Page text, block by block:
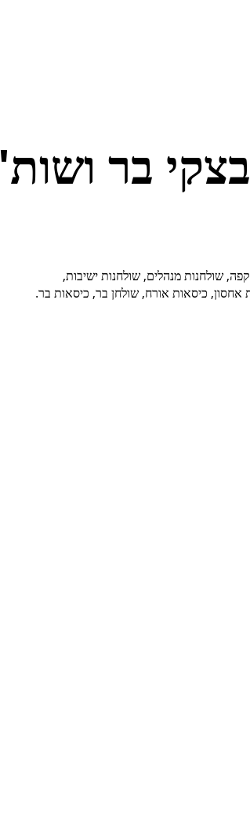
בר ושות'
שולחנות מנהלים, שולחנות ישיבות,
אחסון, כיסאות אורח, שולחן בר, כיסאות בר.